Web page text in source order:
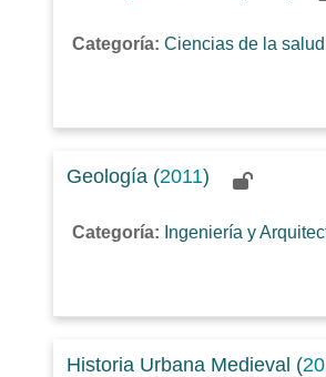
Categoría: Ciencias de la salud
Geología (2011)
Categoría: Ingeniería y
Historia Urbana Medieval (